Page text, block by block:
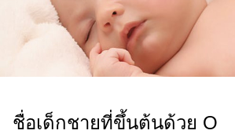
ชื่อเด็กชายที่ขึ้นต้นด้วย O